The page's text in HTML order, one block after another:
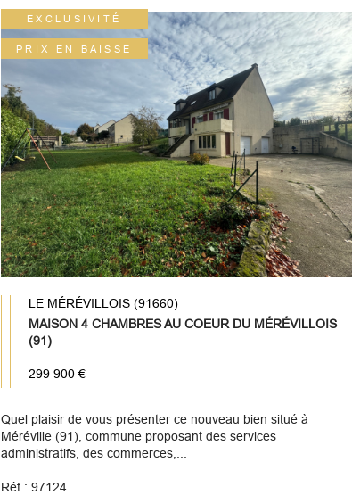
EXCLUSIVITÉ
PRIX EN BAISSE
LE MÉRÉVILLOIS (91660)
MAISON 4 CHAMBRES AU COEUR DU MÉRÉVILLOIS
(91)
299 900 €
Quel plaisir de vous présenter ce nouveau bien situé à
Méréville (91), commune proposant des services
administratifs, des commerces,...
Réf : 97124